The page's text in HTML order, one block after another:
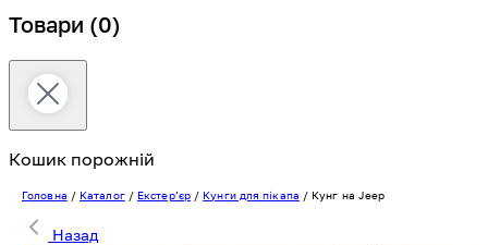
Товари (0)
Кошик порожній
Головна / Каталог/ Екстерʼєр/ Кунги для пікапа / Кунг на Jeep
Назад